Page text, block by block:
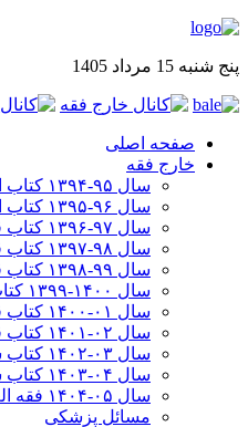
پنج شنبه 15 مرداد 1405
صفحه اصلی
خارج فقه
سال ۹۵-۱۳۹۴ کتاب اجاره
سال ۹۶-۱۳۹۵ کتاب اجاره
سال ۹۷-۱۳۹۶ کتاب قصاص
سال ۹۸-۱۳۹۷ کتاب قصاص
سال ۹۹-۱۳۹۸‍ کتاب قضا
سال ۱۴۰۰-۱۳۹۹ کتاب قضا
سال ۰۱-۱۴۰۰ کتاب قضا
سال ۰۲-۱۴۰۱ کتاب قضاء
سال ۰۳-۱۴۰۲ کتاب شهادات
سال ۰۴-۱۴۰۳ کتاب شهادات
سال ۰۵-۱۴۰۴ فقه العقود
مسائل پزشکی